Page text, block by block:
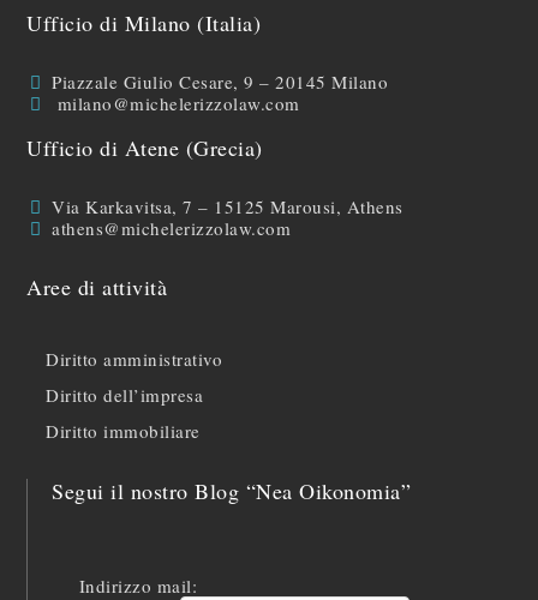
Ufficio di Milano (Italia)
Piazzale Giulio Cesare, 9 – 20145 Milano
milano@michelerizzolaw.com
Ufficio di Atene (Grecia)
Via Karkavitsa, 7 – 15125 Marousi, Athens
athens@michelerizzolaw.com
Aree di attività
Diritto amministrativo
Diritto dell’impresa
Diritto immobiliare
Segui il nostro Blog “Nea Oikonomia”
Indirizzo mail: